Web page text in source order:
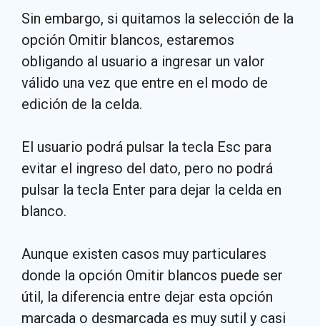
Sin embargo, si quitamos la selección de la
opción Omitir blancos, estaremos
obligando al usuario a ingresar un valor
válido una vez que entre en el modo de
edición de la celda.
El usuario podrá pulsar la tecla Esc para
evitar el ingreso del dato, pero no podrá
pulsar la tecla Enter para dejar la celda en
blanco.
Aunque existen casos muy particulares
donde la opción Omitir blancos puede ser
útil, la diferencia entre dejar esta opción
marcada o desmarcada es muy sutil y casi